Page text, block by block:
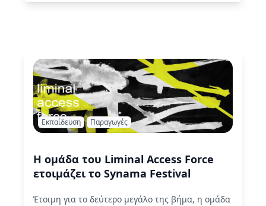
Εκπαίδευση Παραγωγές
Η ομάδα του Liminal Access Force
ετοιμάζει το Synama Festival
Έτοιμη για το δεύτερο μεγάλο της βήμα, η ομάδα